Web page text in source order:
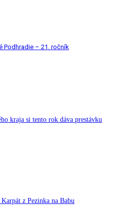
Podhradie – 21. ročník
kraja si tento rok dáva prestávku
z Pezinka na Babu